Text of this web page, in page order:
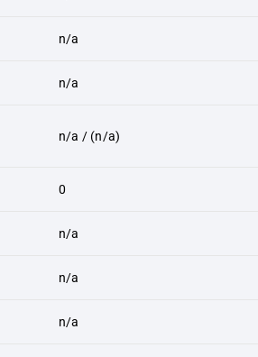
n/a
n/a
n/a / (n/a)
0
n/a
n/a
n/a